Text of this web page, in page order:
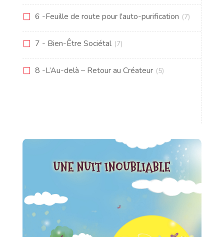
6 -Feuille de route pour l'auto-purification (7)
7 - Bien-Être Sociétal (7)
8 -L’Au-delà – Retour au Créateur (5)